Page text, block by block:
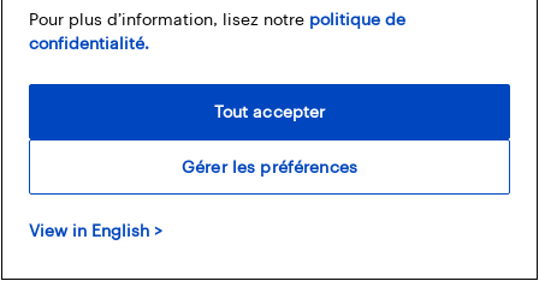
À propos du blogue de Best Buy
Branchez-vous à la communauté Best Buy. Vous pouvez y
Partagez vos trucs et conseils sur la technologie, et consultez
Pour plus d’information, lisez notre
View in English >
politique de
confidentialité.
Gérer les préférences
Tout accepter